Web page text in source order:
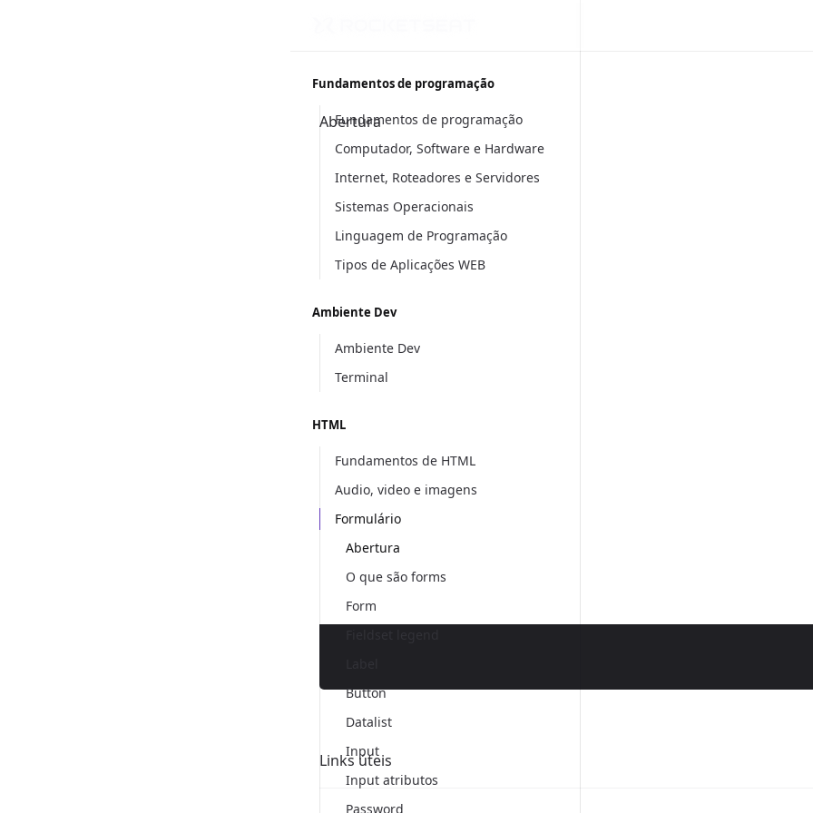
Fundamentos de programação
Fundamentos de programação
Computador, Software e Hardware
Internet, Roteadores e Servidores
Sistemas Operacionais
Linguagem de Programação
Tipos de Aplicações WEB
Ambiente Dev
Ambiente Dev
Terminal
HTML
Fundamentos de HTML
Audio, video e imagens
Formulário
Abertura
O que são forms
Form
Button
Datalist
Input
Input atributos
Password
Abertura
Links úteis